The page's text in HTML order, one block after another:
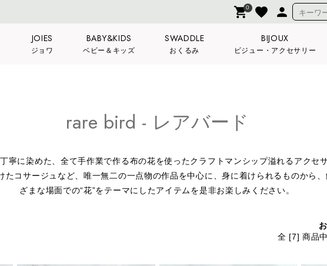
0
shopping_cart favorite person
JOIES
ジョワ
BABY&KIDS
ベビー＆キッズ
SWADDLE
おくるみ
BIJOUX
ビジュー・アクセサリー
rare bird - レアバード
寧に染めた、全て手作業で作る布の花を使ったクラフトマンシップ溢れるアクセ
たコサージュなど、唯一無二の一点物の作品を中心に、身に着けられるものから
ざまな場面での“花”をテーマにしたアイテムを是非お楽しみください。
全 [7] 商品